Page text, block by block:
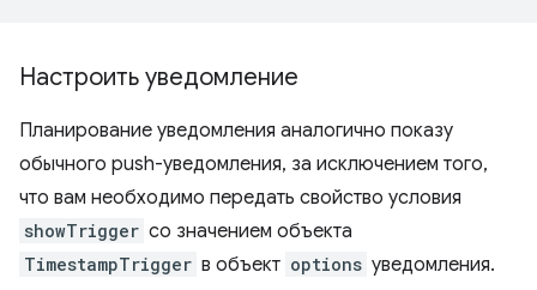
Настроить уведомление
Планирование уведомления аналогично показу
обычного push-уведомления, за исключением того,
что вам необходимо передать свойство условия
showTrigger со значением объекта
TimestampTrigger в объект options уведомления.